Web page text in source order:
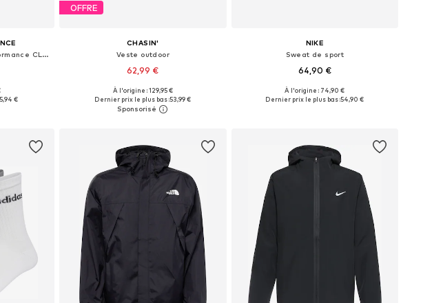
Chaussettes de sport 'Performance CLIMACOOL Cushioned Quarter 3-Pack'
tailles
5,94 €
OFFRE
CHASIN'
Veste outdoor
62,99 €
Tailles disponibles: S, M, L, XL, XXL
Ajouter au panier
À l'origine : 129,95 €
Dernier prix le plus bas :53,99 €
NIKE
Sweat de sport
64,90 €
Tailles disponibles: S, M, L, XL
À l'origine : 74,90 €
Dernier prix le plus bas :54,90 €